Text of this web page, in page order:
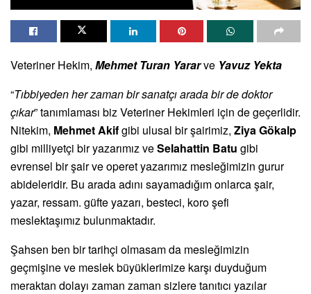
Veteriner Hekim, Mehmet Turan Yararve Yavuz Yekta
“Tıbbiyeden her zaman bir sanatçı arada bir de doktor
çıkar” tanımlaması biz Veteriner Hekimleri için de geçerlidir.
Nitekim, Mehmet Akifgibi ulusal bir şairimiz, Ziya Gökalp
gibi milliyetçi bir yazarımız veSelahattin Batu gibi
evrensel bir şair ve operet yazarımız mesleğimizin gurur
abideleridir. Bu arada adını sayamadığım onlarca şair,
yazar, ressam. güfte yazarı, besteci, koro şefi
meslektaşımız bulunmaktadır.
Şahsen ben bir tarihçi olmasam da mesleğimizin
geçmişine ve meslek büyüklerimize karşı duyduğum
meraktan dolayı zaman zaman sizlere tanıtıcı yazılar